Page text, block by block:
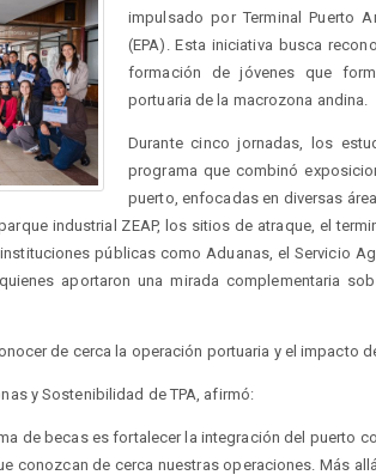
impulsado por Terminal Puerto
(EPA). Esta iniciativa busca
formación de jóvenes que
portuaria de la macrozona andina.
Durante cinco jornadas, los
programa que combinó
puerto, enfocadas en diversas
industrial ZEAP, los sitios de atraque, el
públicas como Aduanas, el Servicio
aportaron una mirada complementaria
de cerca la operación portuaria y el impacto
y Sostenibilidad de TPA, afirmó:
de becas es fortalecer la integración del puerto
conozcan de cerca nuestras operaciones. Más